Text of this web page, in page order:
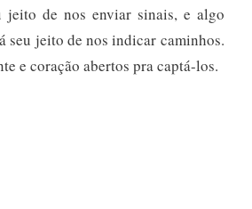
de nos enviar sinais, e algo
seu jeito de nos indicar caminhos.
e coração abertos pra captá-los.